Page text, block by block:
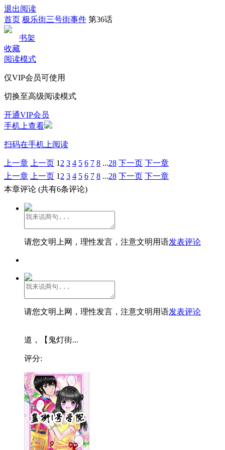
退出阅读
首页 极乐街三号街事件 第36话
书架
收藏
阅读模式
仅VIP会员可使用
切换至高级阅读模式
开通VIP会员
手机上查看
扫码在手机上阅读
上一章 上一页 1 2 3 4 5 6 7 8 ...28 下一页 下一章
上一章
上一页 1 2 3 4 5 6 7 8 ...28 下一页 下一章
本章评论 (共有6条评论)
请您文明上网，理性发言，注意文明用语发表评论
请您文明上网，理性发言，注意文明用语发表评论
道，【鬼灯街...
评分: